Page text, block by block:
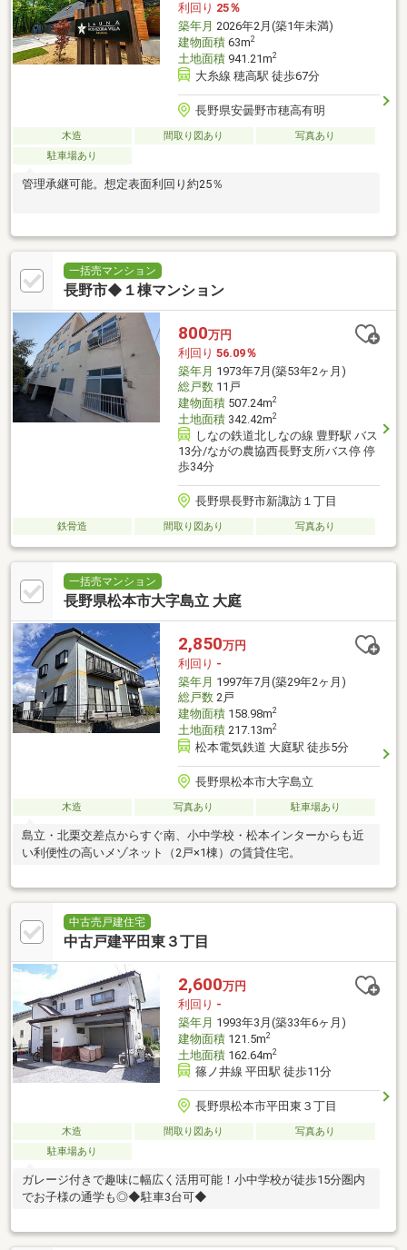
利回り 25％
築年月 2026年2月(築1年未満)
建物面積63m2
土地面積941.21m2
大糸線 穂高駅 徒歩67分
長野県安曇野市穂高有明
木造 間取り図あり
写真あり
駐車場あり
管理承継可能。想定表面利回り約25％
一括売マンション
長野市◆１棟マンション
800万円
利回り 56.09％
築年月 1973年7月(築53年2ヶ月)
総戸数11戸
建物面積507.24m2
土地面積342.42m2
しなの鉄道北しなの線 豊野駅 バス
13分/ながの農協西長野支所バス停 停
歩34分
長野県長野市新諏訪１丁目
鉄骨造 間取り図あり 写真あり
一括売マンション
長野県松本市大字島立 大庭
2,850万円
利回り -
築年月 1997年7月(築29年2ヶ月)
総戸数2戸
建物面積158.98m2
土地面積217.13m2
松本電気鉄道 大庭駅 徒歩5分
長野県松本市大字島立
木造 写真あり 駐車場あり
島立・北栗交差点からすぐ南、小中学校・松本インターからも近
い利便性の高いメゾネット（2戸×1棟）の賃貸住宅。
中古売戸建住宅
中古戸建平田東３丁目
2,600万円
利回り -
築年月 1993年3月(築33年6ヶ月)
建物面積121.5m2
土地面積162.64m2
篠ノ井線 平田駅 徒歩11分
長野県松本市平田東３丁目
木造 間取り図あり
写真あり
駐車場あり
ガレージ付きで趣味に幅広く活用可能！小中学校が徒歩15分圏内
でお子様の通学も◎◆駐車3台可◆